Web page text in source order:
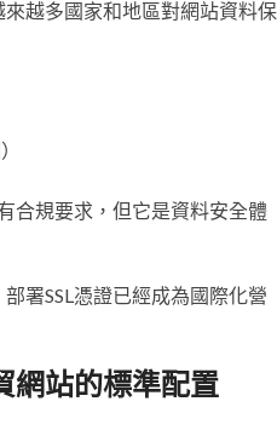
越多國家和地區對網站資料保
合規要求，但它是資料安全體
署SSL憑證已經成為國際化營
網站的標準配置